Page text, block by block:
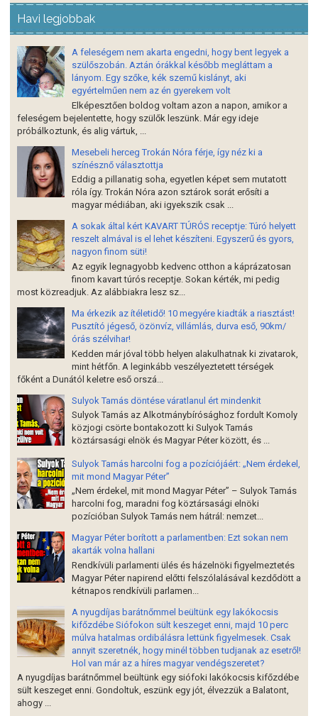
Havi legjobbak
A feleségem nem akarta engedni, hogy bent legyek a
szülőszobán. Aztán órákkal később megláttam a
lányom. Egy szőke, kék szemű kislányt, aki
egyértelműen nem az én gyerekem volt
Elképesztően boldog voltam azon a napon, amikor a
feleségem bejelentette, hogy szülők leszünk. Már egy ideje
próbálkoztunk, és alig vártuk, ...
Mesebeli herceg Trokán Nóra férje, így néz ki a
színésznő választottja
Eddig a pillanatig soha, egyetlen képet sem mutatott
róla így. Trokán Nóra azon sztárok sorát erősíti a
magyar médiában, aki igyekszik csak ...
A sokak által kért KAVART TÚRÓS receptje: Túró helyett
reszelt almával is el lehet készíteni. Egyszerű és gyors,
nagyon finom süti!
Az egyik legnagyobb kedvenc otthon a káprázatosan
finom kavart túrós receptje. Sokan kérték, mi pedig
most közreadjuk. Az alábbiakra lesz sz...
Ma érkezik az ítéletidő! 10 megyére kiadták a riasztást!
Pusztító jégeső, özönvíz, villámlás, durva eső, 90km/
órás szélvihar!
Kedden már jóval több helyen alakulhatnak ki zivatarok,
mint hétfőn. A leginkább veszélyeztetett térségek
főként a Dunától keletre eső orszá...
Sulyok Tamás döntése váratlanul ért mindenkit
Sulyok Tamás az Alkotmánybírósághoz fordult Komoly
közjogi csörte bontakozott ki Sulyok Tamás
köztársasági elnök és Magyar Péter között, és ...
Sulyok Tamás harcolni fog a pozíciójáért: „Nem érdekel,
mit mond Magyar Péter”
„Nem érdekel, mit mond Magyar Péter” – Sulyok Tamás
harcolni fog, maradni fog köztársasági elnöki
pozícióban Sulyok Tamás nem hátrál: nemzet...
Magyar Péter borított a parlamentben: Ezt sokan nem
akarták volna hallani
Rendkívüli parlamenti ülés és házelnöki figyelmeztetés
Magyar Péter napirend előtti felszólalásával kezdődött a
kétnapos rendkívüli parlamen...
A nyugdíjas barátnőmmel beültünk egy lakókocsis
kifőzdébe Siófokon sült keszeget enni, majd 10 perc
múlva hatalmas ordibálásra lettünk figyelmesek. Csak
annyit szeretnék, hogy minél többen tudjanak az esetről!
Hol van már az a híres magyar vendégszeretet?
A nyugdíjas barátnőmmel beültünk egy siófoki lakókocsis kifőzdébe
sült keszeget enni. Gondoltuk, eszünk egy jót, élvezzük a Balatont,
ahogy ...